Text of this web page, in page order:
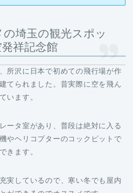
埼玉の観光スポッ
祥記念館
所沢に日本で初めての飛行場が作
てられました。昔実際に空を飛ん
います。
ータ室があり、普段は絶対に入る
やヘリコプターのコックピットで
きます。
実しているので、寒い冬でも屋内